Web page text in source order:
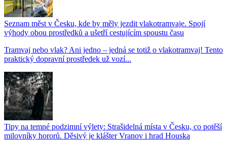
Seznam měst v Česku, kde by měly jezdit vlakotramvaje. Spojí
výhody obou prostředků a ušetří cestujícím spoustu času
Tramvaj nebo vlak? Ani jedno – jedná se totiž o vlakotramvaj! Tento
praktický dopravní prostředek už vozí...
Tipy na temné podzimní výlety: Strašidelná místa v Česku, co potěší
milovníky hororů. Děsivý je klášter Vranov i hrad Houska